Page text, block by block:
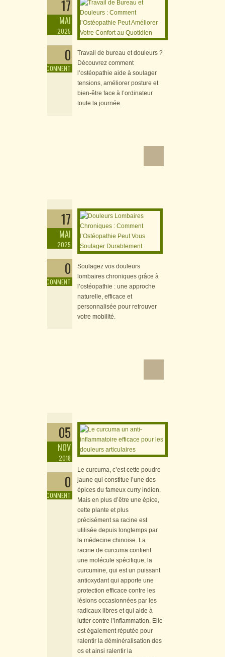
17
MAI
2025
0
COMMENT
Travail de bureau et douleurs ?
Découvrez comment
l’ostéopathie aide à soulager
tensions, améliorer posture et
bien-être face à l’ordinateur
toute la journée.
17
MAI
2025
0
COMMENT
Soulagez vos douleurs
lombaires chroniques grâce à
l’ostéopathie : une approche
naturelle, efficace et
personnalisée pour retrouver
votre mobilité.
05
NOV
2018
0
COMMENT
Le curcuma, c’est cette poudre
jaune qui constitue l’une des
épices du fameux curry indien.
Mais en plus d’être une épice,
cette plante et plus
précisément sa racine est
utilisée depuis longtemps par
la médecine chinoise. La
racine de curcuma contient
une molécule spécifique, la
curcumine, qui est un puissant
antioxydant qui apporte une
protection efficace contre les
lésions occasionnées par les
radicaux libres et qui aide à
lutter contre l’inflammation. Elle
est également réputée pour
ralentir la déminéralisation des
os et ainsi ralentir la